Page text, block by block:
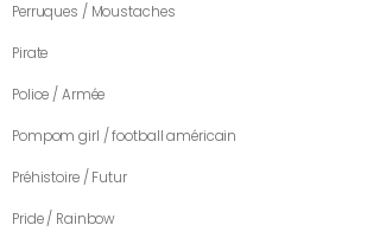
Perruques / Moustaches
Pirate
Police / Armée
Pompom girl / football américain
Préhistoire / Futur
Pride / Rainbow